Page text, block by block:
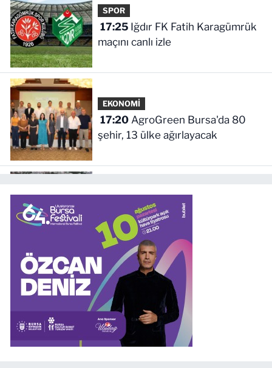
SPOR
17:25Iğdır FK Fatih Karagümrük
maçını canlı izle
EKONOMİ
17:20AgroGreen Bursa'da 80
şehir, 13 ülke ağırlayacak
YAŞAM
17:14Manisa Salihli'de 4 caddeye
sıcak asfalt
YAŞAM
17:09
yönetimden mahallelerde yerinde
inceleme